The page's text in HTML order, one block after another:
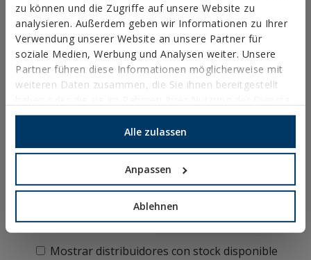
zu können und die Zugriffe auf unsere Website zu
analysieren. Außerdem geben wir Informationen zu Ihrer
Verwendung unserer Website an unsere Partner für
soziale Medien, Werbung und Analysen weiter. Unsere
Partner führen diese Informationen möglicherweise mit
weiteren Daten zusammen, die Sie ihnen bereitgestellt
gesammelt haben.
Alle zulassen
Anpassen
Ablehnen
Ethischer Kanal
BN-AZ
FARBIGE
KABELBINDER
COMPRAR ONLINE
TIENDA
Mostrar distribuidores con stock disponible